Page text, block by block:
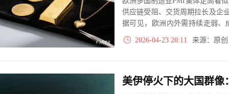
供应链受阻、交货周期拉长及企
据可见，欧洲内外需持续走弱、
胀风险正持续升温。
2026-04-23 20:11 来源：原